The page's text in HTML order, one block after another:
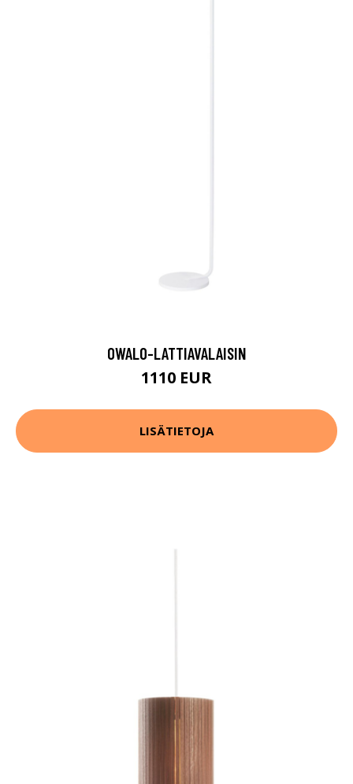
OWALO-LATTIAVALAISIN
1110 EUR
LISÄTIETOJA